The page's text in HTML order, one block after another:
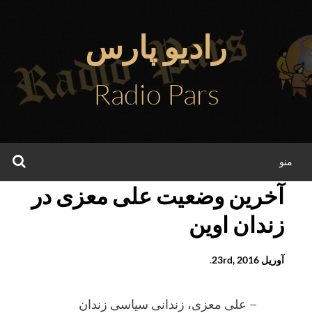
محتوا
رادیو پارس
Radio Pars
منو
آخرین وضعیت علی معزی در
زندان اوین
آوریل 23rd, 2016 .
– علی معزی، زندانی سیاسی زندان